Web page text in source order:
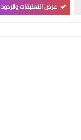
عرض التعليقات والردود